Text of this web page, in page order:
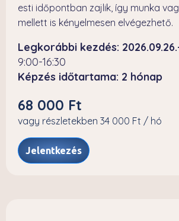
esti időpontban zajlik, így munka
mellett is kényelmesen elvégezhető.
Legkorábbi kezdés:
9:00-16:30
Képzés időtartama: 2 hónap
68 000 Ft
vagy részletekben 34 000 Ft / hó
Jelentkezés